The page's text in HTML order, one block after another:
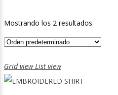
Mostrando los 2 resultados
Grid view List view